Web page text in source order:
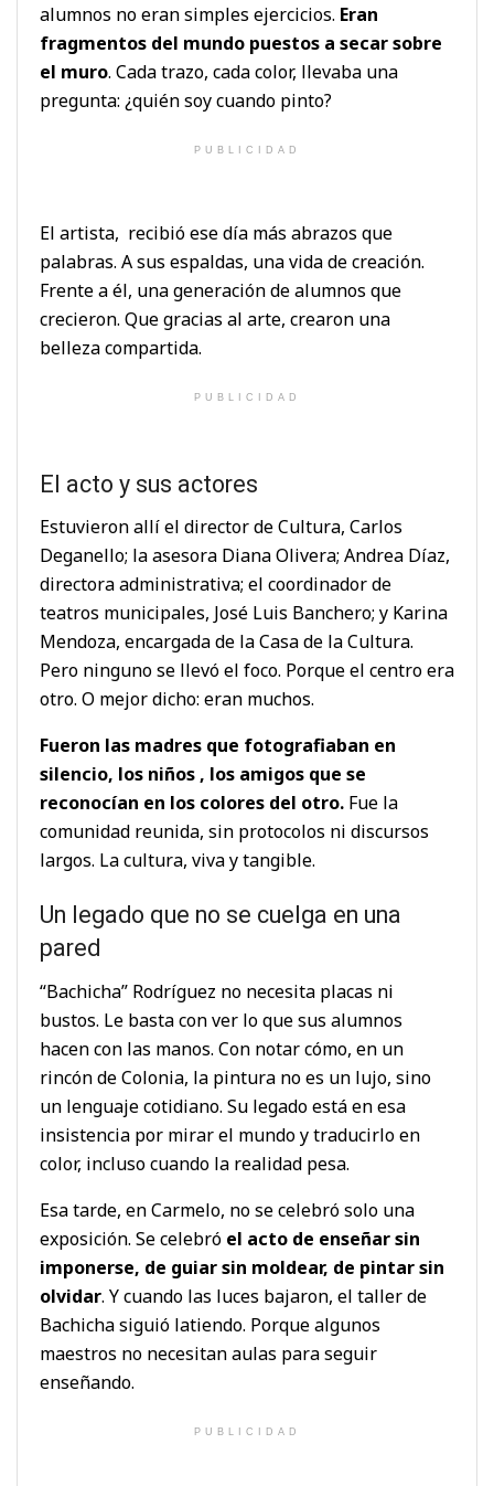
alumnos no eran simples ejercicios. Eran
fragmentos del mundo puestos a secar sobre
el muro. Cada trazo, cada color, llevaba una
pregunta: ¿quién soy cuando pinto?
PUBLICIDAD
El artista, recibió ese día más abrazos que
palabras. A sus espaldas, una vida de creación.
Frente a él, una generación de alumnos que
crecieron. Que gracias al arte, crearon una
belleza compartida.
PUBLICIDAD
El acto y sus actores
Estuvieron allí el director de Cultura, Carlos
Deganello; la asesora Diana Olivera; Andrea Díaz,
directora administrativa; el coordinador de
teatros municipales, José Luis Banchero; y Karina
Mendoza, encargada de la Casa de la Cultura.
Pero ninguno se llevó el foco. Porque el centro era
otro. O mejor dicho: eran muchos.
Fueron las madres que fotografiaban en
silencio, los niños , los amigos que se
reconocían en los colores del otro. Fue la
comunidad reunida, sin protocolos ni discursos
largos. La cultura, viva y tangible.
Un legado que no se cuelga en una
pared
“Bachicha” Rodríguez no necesita placas ni
bustos. Le basta con ver lo que sus alumnos
hacen con las manos. Con notar cómo, en un
rincón de Colonia, la pintura no es un lujo, sino
un lenguaje cotidiano. Su legado está en esa
insistencia por mirar el mundo y traducirlo en
color, incluso cuando la realidad pesa.
Esa tarde, en Carmelo, no se celebró solo una
exposición. Se celebró el acto de enseñar sin
imponerse, de guiar sin moldear, de pintar sin
olvidar. Y cuando las luces bajaron, el taller de
Bachicha siguió latiendo. Porque algunos
maestros no necesitan aulas para seguir
enseñando.
PUBLICIDAD